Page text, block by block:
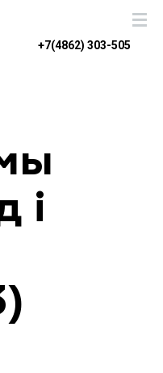
+7(4862) 303-505
i